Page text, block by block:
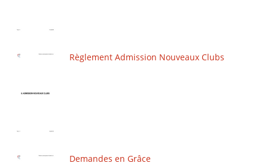
Règlement Admission Nouveaux Clubs
Demandes en Grâce